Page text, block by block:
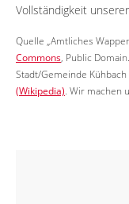
Vollständigkeit
Quelle „Amtliches
Commons, Public
Stadt/Gemeinde
(Wikipedia). Wir machen